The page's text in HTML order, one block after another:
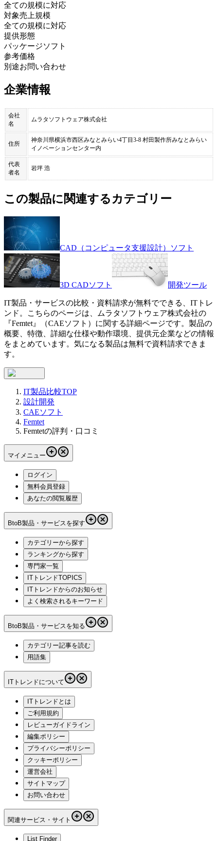
全ての規模に対応
対象売上規模
全ての規模に対応
提供形態
パッケージソフト
参考価格
別途お問い合わせ
企業情報
会社
名
ムラタソフトウェア株式会社
住所
神奈川県横浜市西区みなとみらい4丁目3-8 村田製作所みなとみらい
イノベーションセンター内
代表
者名
岩坪 浩
この製品に関連するカテゴリー
CAD（コンピュータ支援設計）ソフト
3D CADソフト 開発ツール
IT製品・サービスの比較・資料請求が無料でできる、ITトレ
ンド。こちらのページは、
ムラタソフトウェア株式会社の
『Femtet 』（CAEソフト ）に関する詳細ページです。製品の
概要、特徴、詳細な仕様や動作環境、提供元企業などの情報
をまとめています。気になる製品は無料で資料請求できま
す。
IT製品比較TOP
設計開発
CAEソフト
Femtet
Femtetの評判・口コミ
マイメニュー
ログイン
無料会員登録
あなたの閲覧履歴
BtoB製品・サービスを探す
カテゴリーから探す
ランキングから探す
専門家一覧
ITトレンドTOPICS
ITトレンドからのお知らせ
よく検索されるキーワード
BtoB製品・サービスを知る
カテゴリー記事を読む
用語集
ITトレンドについて
ITトレンドとは
ご利用規約
レビューガイドライン
編集ポリシー
プライバシーポリシー
クッキーポリシー
運営会社
サイトマップ
お問い合わせ
関連サービス・サイト
List Finder